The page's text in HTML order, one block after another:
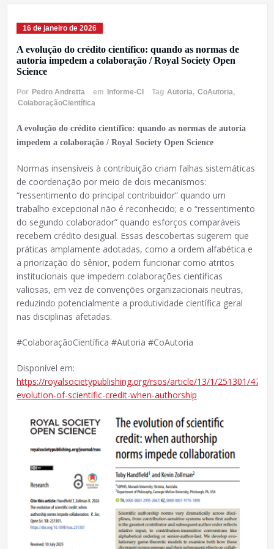
16 de janeiro de 2026
A evolução do crédito científico: quando as normas de
autoria impedem a colaboração / Royal Society Open
Science
Por Pedro Andretta em Informe-CI Tag Autoria, CoAutoria,
ColaboraçãoCientífica
A evolução do crédito científico: quando as normas de autoria
impedem a colaboração / Royal Society Open Science
Normas insensíveis à contribuição criam falhas sistemáticas
de coordenação por meio de dois mecanismos:
“ressentimento do principal contribuidor” quando um
trabalho excepcional não é reconhecido; e o “ressentimento
do segundo colaborador” quando esforços comparáveis ​​
recebem crédito desigual. Essas descobertas sugerem que
práticas amplamente adotadas, como a ordem alfabética e
a priorização do sênior, podem funcionar como atritos
institucionais que impedem colaborações científicas
valiosas, em vez de convenções organizacionais neutras,
reduzindo potencialmente a produtividade científica geral
nas disciplinas afetadas.
#ColaboraçãoCientífica #Autoria #CoAutoria
Disponível em:
https://royalsocietypublishing.org/rsos/article/13/1/251301/
evolution-of-scientific-credit-when-authorship